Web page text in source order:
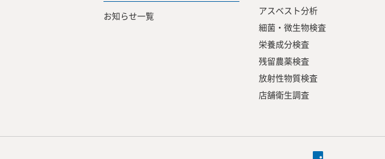
お知らせ一覧
アスベスト分析
細菌・微生物検査
栄養成分検査
残留農薬検査
放射性物質検査
店舗衛生調査